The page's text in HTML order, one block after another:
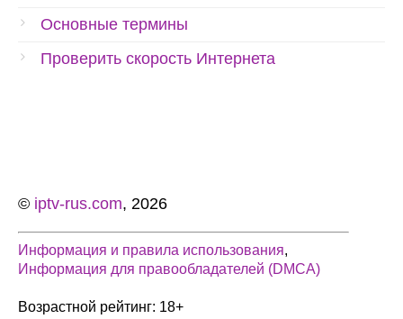
Основные термины
Проверить скорость Интернета
© iptv-rus.com, 2026
Информация и правила использования,
Информация для правообладателей (DMCA)
Возрастной рейтинг: 18+